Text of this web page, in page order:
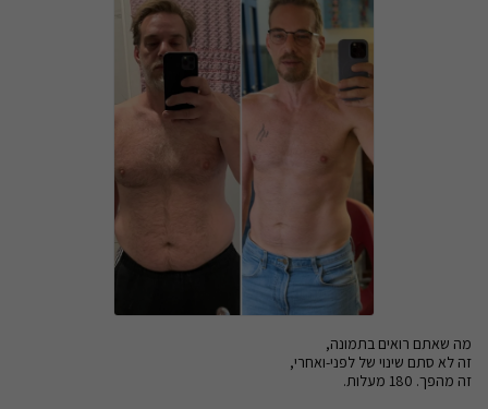
מה שאתם רואים בתמונה,
זה לא סתם שינוי של לפני-ואחרי,
זה מהפך. 180 מעלות.